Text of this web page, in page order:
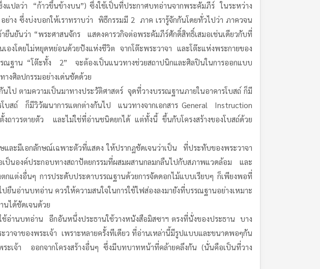
แปลว่า “ก้าวขึ้นข้างบน”) ซึ่งใช้เป็นที่ประกาศบทอ่านจากพระคัมภีร์ ในระหว่าง
ซึ่งบ่งบอกให้เราทราบว่า พิธีกรรมมี 2 ภาค เรารู้จักกันโดยทั่วไปว่า ภาควจน
นยันว่า “พระศาสนจักร แสดงคารวกิจต่อพระคัมภีร์ศักดิ์สิทธิ์เสมอเช่นเดียวกับที่
องโดยไม่หยุดหย่อนด้วยปังแห่งชีวิต จากโต๊ะพระวาจา และโต๊ะแห่งพระกายของ
ณฐาน “โต๊ะทั้ง 2” จะต้องเป็นแนวทางช่วยสถาปนิกและศิลปินในการออกแบบ
งศิลปกรรมอย่างเด่นชัดด้วย
ไป ตามความเป็นมาทางประวัติศาสตร์ จุดที่วางบรรณฐานภายในอาคารโบสถ์ ก็มี
บสถ์ ก็มีวิวัฒนาการแตกต่างกันไป แนวทางจากเอกสาร General Instruction
ถาวรตายตัว และไม่ใช่ที่อ่านชนิดยกได้ แต่ทั้งนี้ ขึ้นกับโครงสร้างของโบสถ์ด้วย
ละมีเอกลักษณ์เฉพาะตัวที่แสดง ให้ปรากฏชัดเจนว่าเป็น ที่ประทับของพระวาจา
ป็นองค์ประกอบทางสถาปัตยกรรมที่ผสมผสานกลมกลืนไปกับสภาพแวดล้อม และ
กแต่งอื่นๆ การประดับประดาบรรณฐานด้วยการจัดดอกไม้แบบเรียบๆ ก็เพียงพอที่
ยืนอ่านบทอ่าน ควรให้ความสนใจในการใช้ไฟส่องลงมายังที่บรรณฐานอย่างเหมาะ
นได้ชัดเจนด้วย
านบทอ่าน อีกอันหนึ่งประธานใช้วางหนังสือมิสซาฯ ตรงที่นั่งของประธาน บาง
จาของพระเจ้า เพราะหลายครั้งทีเดียว ที่อ่านเหล่านี้มีรูปแบบและขนาดพอๆกัน
ะเจ้า ออกจากโครงสร้างอื่นๆ ซึ่งมีบทบาทหน้าที่คล้ายคลึงกัน (นั่นคือเป็นที่วาง